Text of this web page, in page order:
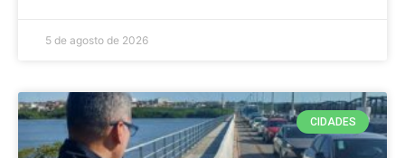
5 de agosto de 2026
CIDADES